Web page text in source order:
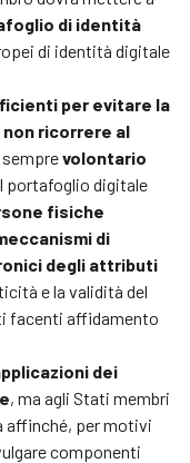
di identità
di identità digitale
per evitare la
non ricorrere al
volontario
portafoglio digitale
fisiche
di
degli attributi
e la validità del
facenti affidamento
dei
, ma agli Stati membri
affinché, per motivi
componenti